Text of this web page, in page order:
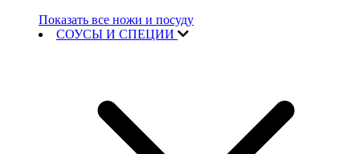
Показать все ножи и посуду
СОУСЫ И СПЕЦИИ